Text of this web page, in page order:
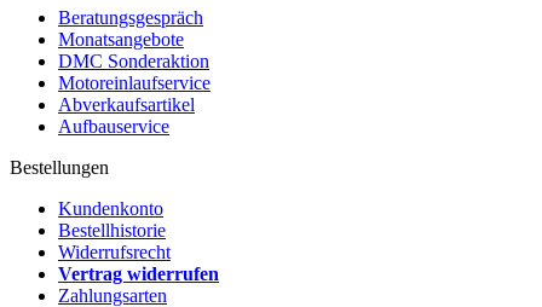
Beratungsgespräch
Monatsangebote
DMC Sonderaktion
Motoreinlaufservice
Abverkaufsartikel
Aufbauservice
Bestellungen
Kundenkonto
Bestellhistorie
Widerrufsrecht
Vertrag widerrufen
Zahlungsarten